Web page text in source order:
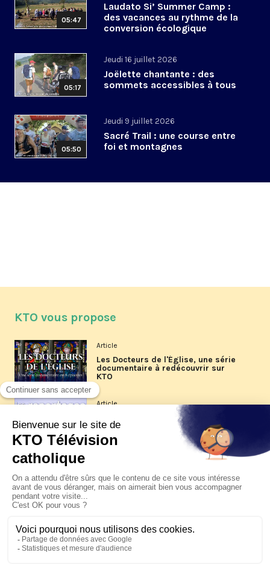
05:47
Laudato Si’ Summer Camp :
des vacances au rythme de la
conversion écologique
05:17
Jeudi 16 juillet 2026
Joëlette chantante : des
sommets accessibles à tous
05:50
Jeudi 9 juillet 2026
Sacré Trail : une course entre
foi et montagnes
KTO vous propose
Article
Les Docteurs de l'Église, une série
documentaire à redécouvrir sur
KTO
Article
Les reportages d'été 2026 de KTO
La visite pastorale du pape Léon
XIV à Assise à suivre sur KTO le
jeudi 6 août
Le pape en Uruguay, Argentine et
Pérou du 6 au 17 novembre 2026